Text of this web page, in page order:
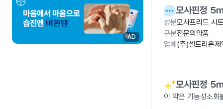
AD
모사핀정
성분모사프리드 시
구분전문의약품
업체 (주)셀트리온제
모사핀정
이 약은 기능성소화